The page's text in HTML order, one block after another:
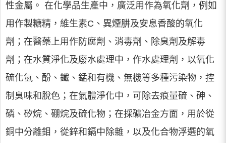
性金屬。 在化學品生產中，廣泛用作為氧化劑，例如
用作製糖精，維生素C、異煙肼及安息香酸的氧化
劑；在醫藥上用作防腐劑、消毒劑、除臭劑及解毒
劑；在水質淨化及廢水處理中，作水處理劑，以氧化
硫化氫、酚、鐵、錳和有機、無機等多種污染物，控
制臭味和脫色；在氣體淨化中，可除去痕量硫、砷、
磷、矽烷、硼烷及硫化物；在採礦冶金方面，用於從
銅中分離鉬，從鋅和鎘中除雜，以及化合物浮選的氧